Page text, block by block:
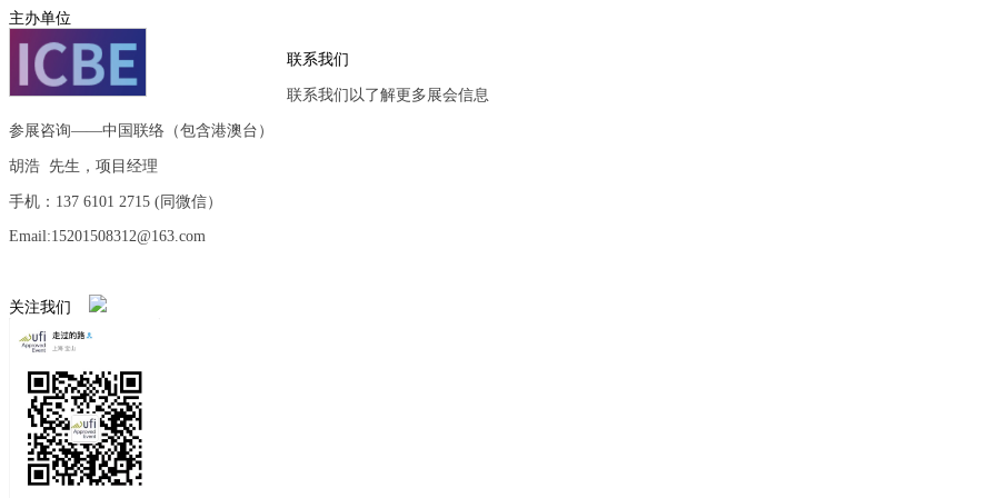
主办单位
联系我们
联系我们以了解更多展会信息
参展咨询——中国联络（包含港澳台）
胡浩 先生，项目经理
手机：137 6101 2715 (同微信）
Email:15201508312@163.com
关注我们